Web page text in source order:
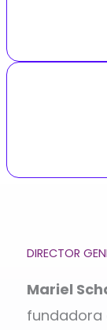
DIRECTOR
Mariel
fundadora